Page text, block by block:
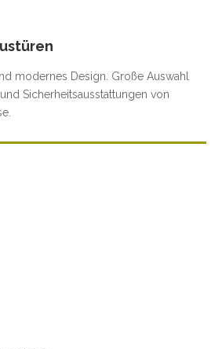
modernes Design. Große Auswahl
Sicherheitsausstattungen von